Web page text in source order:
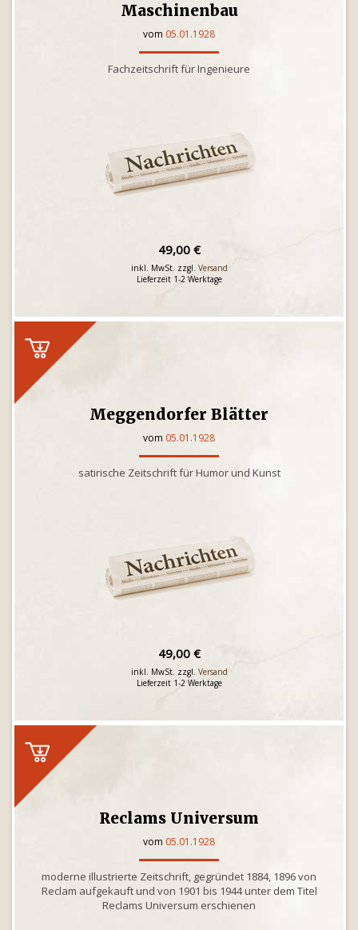
Maschinenbau
vom 05.01.1928
Fachzeitschrift für Ingenieure
49,00 €
inkl. MwSt. zzgl. Versand
Lieferzeit 1-2 Werktage
Meggendorfer Blätter
vom 05.01.1928
satirische Zeitschrift für Humor und Kunst
49,00 €
inkl. MwSt. zzgl. Versand
Lieferzeit 1-2 Werktage
Reclams Universum
vom 05.01.1928
moderne illustrierte Zeitschrift, gegründet 1884, 1896 von
Reclam aufgekauft und von 1901 bis 1944 unter dem Titel
Reclams Universum erschienen